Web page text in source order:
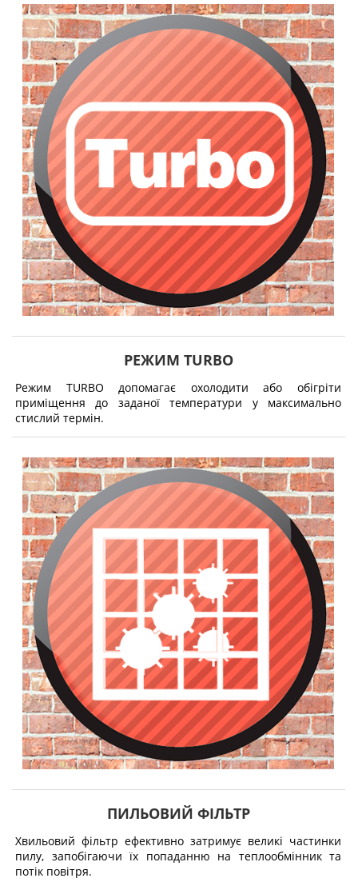
РЕЖИМ TURBO
Режим TURBO допомагає охолодити або обігріти
приміщення до заданої температури у максимально
стислий термін.
ПИЛЬОВИЙ ФІЛЬТР
Хвильовий фільтр ефективно затримує великі частинки
пилу, запобігаючи їх попаданню на теплообмінник та
потік повітря.